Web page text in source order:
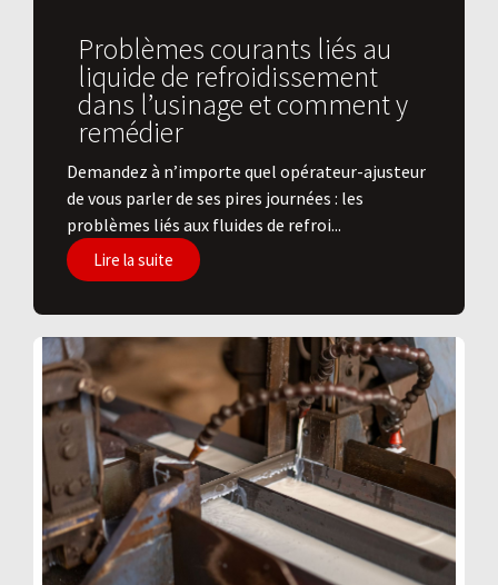
Problèmes courants liés au
liquide de refroidissement
dans l’usinage et comment y
remédier
Demandez à n’importe quel opérateur-ajusteur
de vous parler de ses pires journées : les
problèmes liés aux fluides de refroi...
Lire la suite